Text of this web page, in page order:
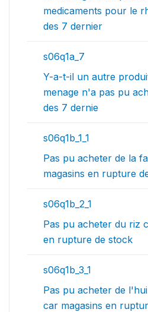
medicaments pour le
des 7 dernier
s06q1a_7
Y-a-t-il un autre
menage n'a pas pu
des 7 dernie
s06q1b_1_1
Pas pu acheter de la
magasins en rupture
s06q1b_2_1
Pas pu acheter du riz
en rupture de stock
s06q1b_3_1
Pas pu acheter de
car magasins en